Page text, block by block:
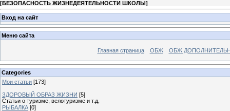
[БЕЗОПАСНОСТЬ ЖИЗНЕДЕЯТЕЛЬНОСТИ ШКОЛЫ]
Вход на сайт
Меню сайта
Главная страница ОБЖ ОБЖ
Categories
Мои статьи [173]
ЗДОРОВЫЙ ОБРАЗ ЖИЗНИ [5]
Статьи о туризме, велотуризме и т.д.
РЫБАЛКА [0]